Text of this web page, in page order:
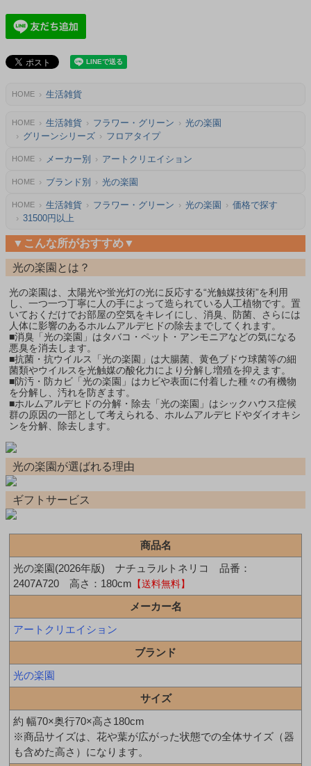
HOME 生活雑貨
HOME 生活雑貨 フラワー・グリーン
光の楽園
グリーンシリーズ
フロアタイプ
HOME メーカー別 アートクリエイション
HOME ブランド別 光の楽園
HOME 生活雑貨 フラワー・グリーン 光の楽園
価格で探す
31500円以上
▼こんな所がおすすめ▼
光の楽園とは？
光の楽園は、太陽光や蛍光灯の光に反応する“光触媒技術”を利用
し、一つ一つ丁寧に人の手によって造られている人工植物です。置
いておくだけでお部屋の空気をキレイにし、消臭、防菌、さらには
人体に影響のあるホルムアルデヒドの除去までしてくれます。
■消臭「光の楽園」はタバコ・ペット・アンモニアなどの気になる
悪臭を消去します。
■抗菌・抗ウイルス「光の楽園」は大腸菌、黄色ブドウ球菌等の細
菌類やウイルスを光触媒の酸化力により分解し増殖を抑えます。
■防汚・防カビ「光の楽園」はカビや表面に付着した種々の有機物
を分解し、汚れを防ぎます。
■ホルムアルデヒドの分解・除去「光の楽園」はシックハウス症候
群の原因の一部として考えられる、ホルムアルデヒドやダイオキシ
ンを分解、除去します。
光の楽園が選ばれる理由
ギフトサービス
商品名
光の楽園(2026年版) ナチュラルトネリコ 品番：
2407A720 高さ：180cm 【送料無料】
メーカー名
アートクリエイション
ブランド
光の楽園
サイズ
約 幅70×奥行70×高さ180cm
※商品サイズは、花や葉が広がった状態での全体サイズ（器
も含めた高さ）になります。